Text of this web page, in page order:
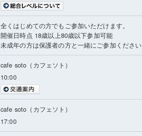
全くはじめての方でもご参加いただけます。
開催日時点 18歳以上80歳以下参加可能
未成年の方は保護者の方と一緒にご参加くださ
cafe soto（カフェソト）
10:00
cafe soto（カフェソト）
17:00